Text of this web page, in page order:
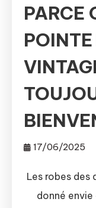
PARCE
POINTE
17/06/2025
Les robes des
donné